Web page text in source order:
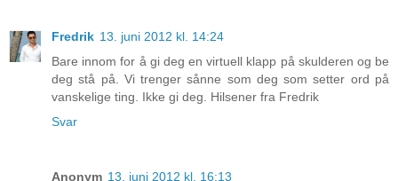
Fredrik 13. juni 2012 kl. 14:24
Bare innom for å gi deg en virtuell klapp på skulderen og be
deg stå på. Vi trenger sånne som deg som setter ord på
vanskelige ting. Ikke gi deg. Hilsener fra Fredrik
Svar
Anonym 13. juni 2012 kl. 16:13